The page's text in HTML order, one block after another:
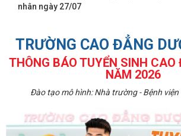
nhân ngày 27/07
TRƯỜNG CAO ĐẲNG
THÔNG BÁO TUYỂN SINH CAO
NĂM 2026
Đào tạo mô hình: Nhà trường - Bệnh viện